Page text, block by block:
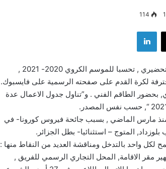
114
‫X لينكدإن
تستأنف شبيبة القبائل التدريبات في 29 أوت بإجراء تربص تحضيري , تحسبا للموسم الكروي 2020- 2021 ,
لكرة القدم على صفحته الرسمية على فايسبوك.
بحضور الطاقم الفني . و”تناول جدول الاعمال عدة
موسم 2019 -2020 – المتوقف منذ مارس الماضي , بسبب جائحة فيروس كورونا- في
لكل واحد بالتدخل ومناقشة العديد من النقاط منها :
مقر الاقامة, المحل التجاري الرسمي للفريق ,